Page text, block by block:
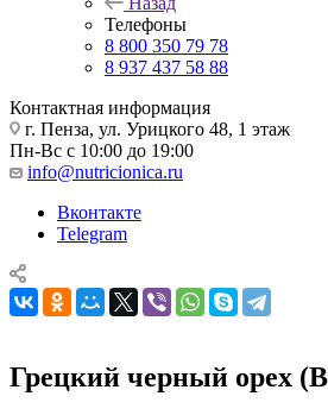
Телефоны
8 800 350 79 78
8 937 437 58 88
Контактная информация
г. Пенза, ул. Урицкого 48, 1 этаж
Пн-Вс с 10:00 до 19:00
info@nutricionica.ru
Вконтакте
Telegram
Грецкий черный орех